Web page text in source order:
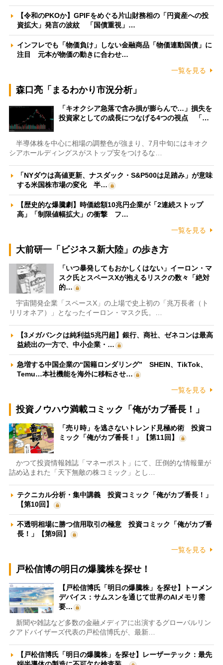
【令和のPKOか】GPIFをめぐる片山財務相の「円資産への投
資拡大」発言の波紋 「国債重視」…
インフレでも「物価負け」しない金融商品「物価連動国債」に
注目 元本が物価の動きに合わせ…
一覧を見る
森口亮「まるわかり市況分析」
「キオクシア急落で含み損が膨らんで…」損失を
投資家としての成長につなげる4つの視点 「…
半導体株を中心に相場の調整色が強まり、7月中旬にはキオク
シアホールディングスがストップ安をつけるな…
「NYダウは高値更新、ナスダック・S&P500は足踏み」が意味
する米国株市場の変化 半…
【歴史的な爆騰劇】時価総額10兆円企業が「2連続ストップ
高」「制限値幅拡大」の衝撃 フ…
一覧を見る
大前研一「ビジネス新大陸」の歩き方
「いつ暴発してもおかしくはない」イーロン・マ
スク氏とスペースXが抱えるリスクの数々「絶対
的…
宇宙開発企業「スペースX」の上場で史上初の「兆万長者（ト
リリオネア）」となったイーロン・マスク氏。…
【3メガバンクは純利益5兆円超】銀行、商社、ゼネコンは最高
益続出の一方で、中小企業・…
急増する中国企業の“国籍ロンダリング” SHEIN、TikTok、
Temu…本社機能を海外に移転させ…
一覧を見る
投資ノウハウ満載コミック「俺がカブ番長！」
「売り時」を逃さないトレンド見極め術 投資コ
ミック「俺がカブ番長！」【第11回】
かつて投資情報雑誌「マネーポスト」にて、圧倒的な情報量が
詰め込まれた「天下無敵の株コミック」とし…
テクニカル分析・集中講義 投資コミック「俺がカブ番長！」
【第10回】
不透明相場に勝つ信用取引の極意 投資コミック「俺がカブ番
長！」【第9回】
一覧を見る
戸松信博の明日の爆騰株を探せ！
【戸松信博氏「明日の爆騰株」を探せ】トーメン
デバイス：サムスンを通じて世界のAIメモリ需
要…
新聞や雑誌など多数の金融メディアに出演するグローバルリン
クアドバイザーズ代表の戸松信博氏が、最新…
【戸松信博氏「明日の爆騰株」を探せ】レーザーテック：最先